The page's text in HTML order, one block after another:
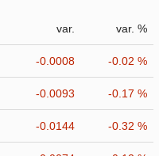
var. var. %
-0.0008 -0.02 %
-0.0093 -0.17 %
-0.0144 -0.32 %